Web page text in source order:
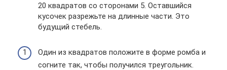
20 квадратов со сторонами 5. Оставшийся
кусочек разрежьте на длинные части. Это
будущий стебель.
Один из квадратов положите в форме ромба и
согните так, чтобы получился треугольник.